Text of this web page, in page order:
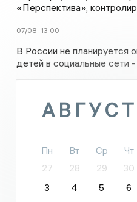
«Перспектива»,
07/08 13:00
В России не планируется
детей в социальные сети
АВГУСТ
Пн Вт Ср Чт
27
28 29 30
3
4 5 6